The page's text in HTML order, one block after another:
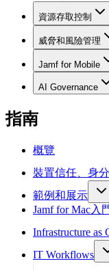
資源存取控制
威脅和風險管理
Jamf for Mobile
AI Governance
指南
概覽
裝置信任、身
範例和展示
Jamf for Mac入
Infrastructure as
IT Workflows